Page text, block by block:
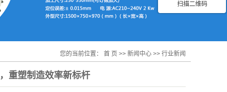
您的当前位置： 首 页 >> 新闻中心 >> 行业新闻
重塑制造效率新标杆
扫描二维码